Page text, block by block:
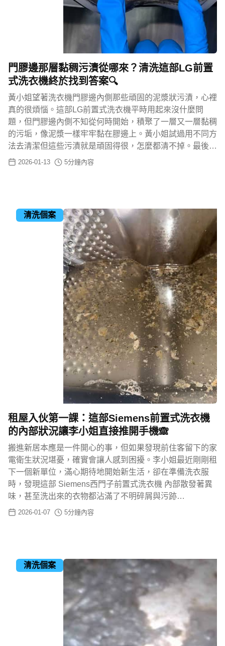
門膠邊那層黏稠污漬從哪來？清洗這部LG前置
式洗衣機終於找到答案🔍
黃小姐望著洗衣機門膠邊內側那些頑固的泥漿狀污漬，心裡
真的很煩惱。這部LG前置式洗衣機平時用起來沒什麼問
題，但門膠邊內側不知從何時開始，積聚了一層又一層黏稠
的污垢，像泥漿一樣牢牢黏在膠邊上。黃小姐試過用不同方
法去清潔但這些污漬就是頑固得很，怎麼都清不掉。最後…
2026-01-13 5分鐘內容
清洗個案
租屋入伙第一課：這部Siemens前置式洗衣機
的內部狀況讓李小姐直接推開手機🙈
搬進新居本應是一件開心的事，但如果發現前住客留下的家
電衛生狀況堪憂，確實會讓人感到困擾。李小姐最近剛剛租
下一個新單位，滿心期待地開始新生活，卻在準備洗衣服
時，發現這部 Siemens西門子前置式洗衣機 內部散發著異
味，甚至洗出來的衣物都沾滿了不明碎屑與污跡…
2026-01-07 5分鐘內容
清洗個案